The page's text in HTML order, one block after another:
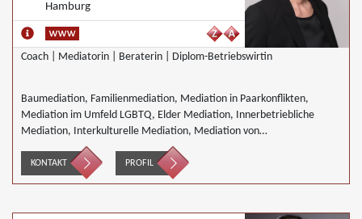
Hamburg
Coach | Mediatorin | Beraterin | Diplom-Betriebswirtin
Baumediation, Familienmediation, Mediation in Paarkonflikten,
Mediation im Umfeld LGBTQ, Elder Mediation, Innerbetriebliche
Mediation, Interkulturelle Mediation, Mediation von
Generationskonflikten, Mediation bei Gesellschafterkonflikten,
Mediation im öffentlichen Bereich, Mediation bei Team- und
Gruppenkonflikten, Mediation von Unternehmensnachfolgen,
Schulmediation, Wirtschaftsmediation
KONTAKT PROFIL